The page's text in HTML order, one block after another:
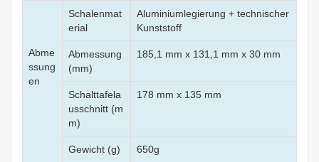
Abme
ssung
en
Schalenmat
erial
Aluminiumlegierung + technischer
Kunststoff
Abmessung
(mm)
185,1 mm x 131,1 mm x 30 mm
Schalttafela
usschnitt (m
m)
178 mm x 135 mm
Gewicht (g) 650g